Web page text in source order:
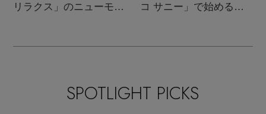
リラクス」のニューモダ
コ サニー」で始める秋
SPOTLIGHT PICKS